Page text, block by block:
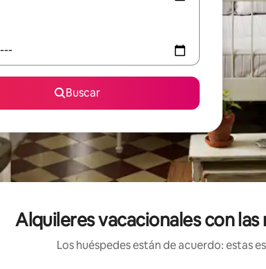
Buscar
Alquileres vacacionales con
Los huéspedes están de acuerdo: estas